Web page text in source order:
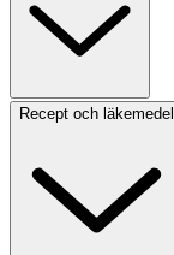
Recept och läkemedel